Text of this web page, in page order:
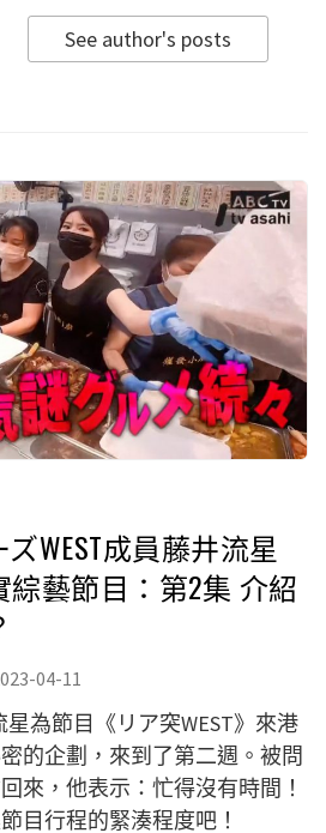
See author's posts
WEST成員藤井流星
藝節目：第2集 介紹
04-11
星為節目《リア突WEST》來港
的企劃，來到了第二週。被問
來，他表示：忙得沒有時間！
目行程的緊湊程度吧！